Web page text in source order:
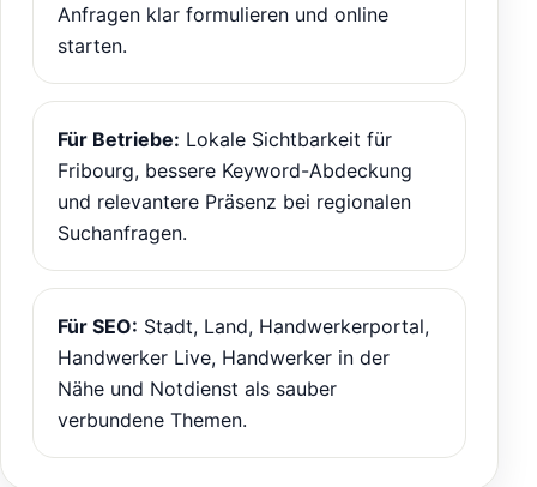
Anfragen klar formulieren und online
starten.
Für Betriebe: Lokale Sichtbarkeit für
Fribourg, bessere Keyword-Abdeckung
und relevantere Präsenz bei regionalen
Suchanfragen.
Für SEO: Stadt, Land, Handwerkerportal,
Handwerker Live, Handwerker in der
Nähe und Notdienst als sauber
verbundene Themen.